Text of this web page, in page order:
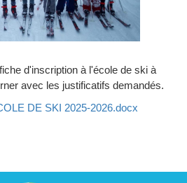
d'inscription à l'école de ski à
avec les justificatifs demandés.
DE SKI 2025-2026.docx